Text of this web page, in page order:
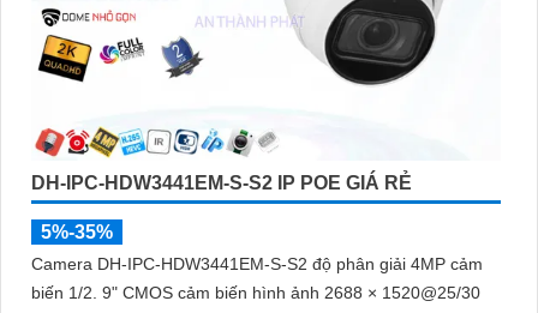
DH-IPC-HDW3441EM-S-S2 IP POE GIÁ RẺ
5%-35%
Camera DH-IPC-HDW3441EM-S-S2 độ phân giải 4MP cảm
biến 1/2. 9" CMOS cảm biến hình ảnh 2688 × 1520@25/30